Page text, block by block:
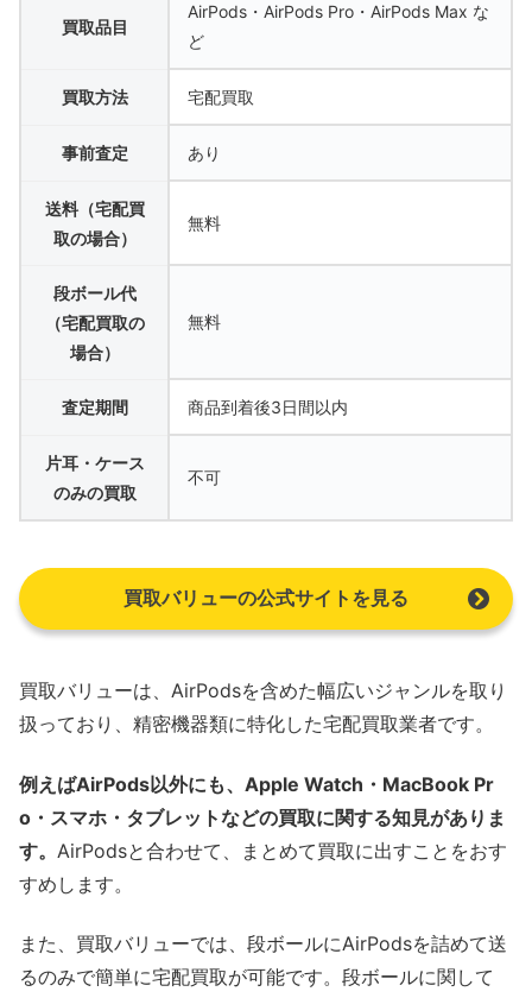
買取品目
AirPods・AirPods Pro・AirPods Max な
ど
買取方法 宅配買取
事前査定 あり
送料（宅配買
取の場合）
無料
段ボール代
（宅配買取の
場合）
無料
査定期間 商品到着後3日間以内
片耳・ケース
のみの買取
不可
買取バリューの公式サイトを見る
買取バリューは、AirPodsを含めた幅広いジャンルを取り
扱っており、精密機器類に特化した宅配買取業者です。
例えばAirPods以外にも、Apple Watch・MacBook Pr
o・スマホ・タブレットなどの買取に関する知見がありま
す。 AirPodsと合わせて、まとめて買取に出すことをおす
すめします。
また、買取バリューでは、段ボールにAirPodsを詰めて送
るのみで簡単に宅配買取が可能です。段ボールに関して